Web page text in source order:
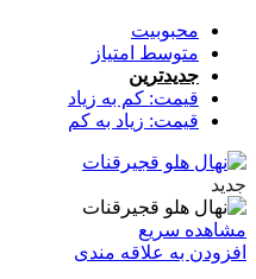
محبوبیت
متوسط امتیاز
جدیدترین
قیمت: کم به زیاد
قیمت: زیاد به کم
جدید
مشاهده سریع
افزودن به علاقه مندی